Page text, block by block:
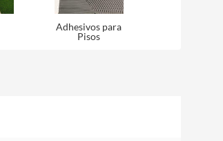
Adhesivos para
Pisos